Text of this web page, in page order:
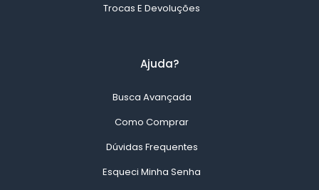
Trocas E Devoluções
Ajuda?
Busca Avançada
Como Comprar
Dúvidas Frequentes
Esqueci Minha Senha